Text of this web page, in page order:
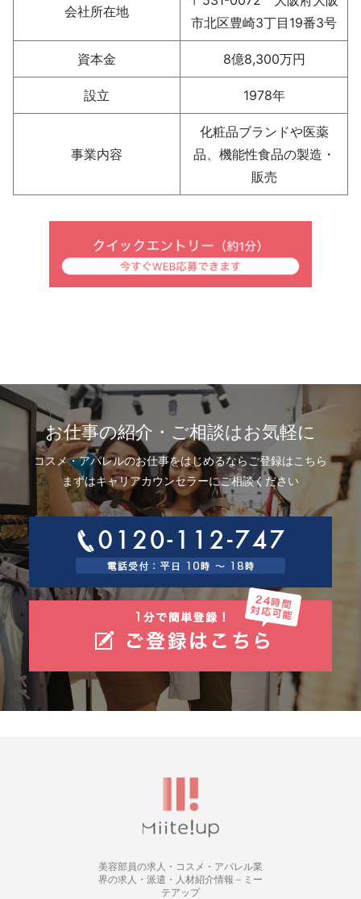
会社所在地
市北区豊崎3丁目19番3号
資本金 8億8,300万円
設立 1978年
事業内容
化粧品ブランドや医薬
品、機能性食品の製造・
販売
お仕事の紹介・ご相談はお気軽に
コスメ・アパレルのお仕事をはじめるならご登録はこちら
まずはキャリアカウンセラーにご相談ください
美容部員の求人・コスメ・アパレル業
界の求人・派遣・人材紹介情報 – ミー
テアップ